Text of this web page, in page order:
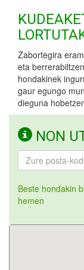
Zabortegira
eta
hondakinek
gaur egungo
dieguna
NON
Beste hondakin
hemen